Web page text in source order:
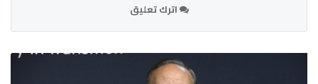
اترك تعليق